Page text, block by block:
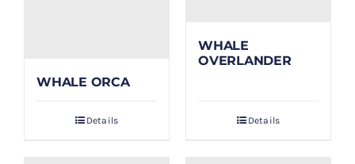
WHALE ORCA
Details
WHALE
OVERLANDER
Details